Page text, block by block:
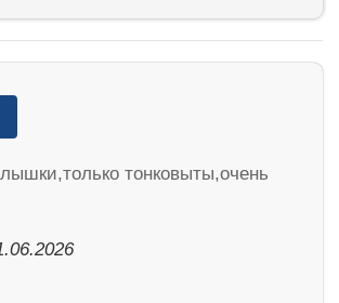
тонковыты,очень